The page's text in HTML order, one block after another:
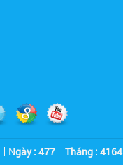
Ngày : 477 Tháng : 4164